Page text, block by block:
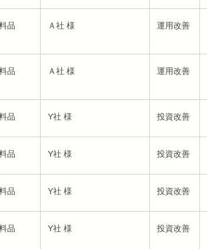
品 Ａ社 様 運用改善
品 Ａ社 様 運用改善
品 Y社 様 投資改善
品 Y社 様 投資改善
品 Y社 様 投資改善
品 Y社 様 投資改善